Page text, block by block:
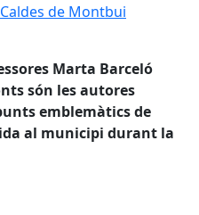
de Montbui
de Montbui
Marta Barceló
són les autores
emblemàtics de
al municipi durant la